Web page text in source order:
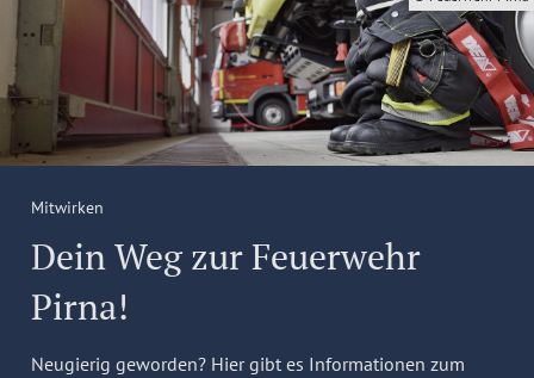
Mitwirken
Dein Weg zur Feuerwehr
Pirna!
Neugierig geworden? Hier gibt es Informationen zum